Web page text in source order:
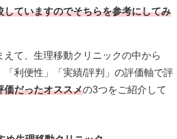
していますのでそちらを参考にしてみ
えて、生理移動クリニックの中から
「利便性」「実績/評判」の評価軸で評
価だったオススメの3つをご紹介して